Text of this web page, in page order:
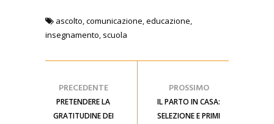
ascolto,comunicazione,educazione,
insegnamento, scuola
PRECEDENTE
PRETENDERE LA
GRATITUDINE DEI
PROSSIMO
IL PARTO IN CASA:
SELEZIONE E PRIMI